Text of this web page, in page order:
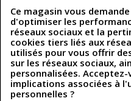
Politique de confidentialité
Politique des cookies
Contactez-nous
Coordonnées
493 Chemin de Catougnac
Ce magasin vous
d'optimiser les
réseaux sociaux et la
cookies tiers liés aux
utilisés pour vous offrir
sur les réseaux sociaux,
personnalisées.
implications associées à
personnelles ?